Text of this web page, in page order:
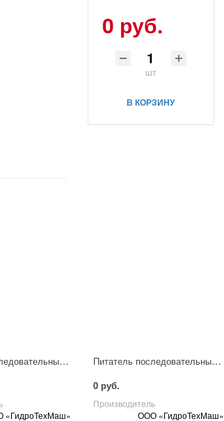
0 руб.
шт
В КОРЗИНУ
Питатель последовательный смазочный МГК-4
«ГидроТехМаш»
Питатель последовательный смазочный МГО-4
0 руб.
Производитель
ООО «ГидроТехМаш»